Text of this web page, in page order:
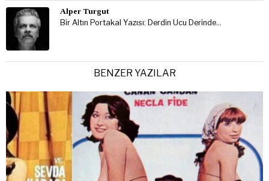
Alper Turgut
Bir Altın Portakal Yazısı: Derdin Ucu Derinde…
BENZER YAZILAR